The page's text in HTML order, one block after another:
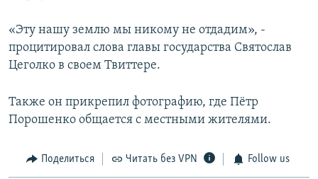
«Эту нашу землю мы никому не отдадим», -
процитировал слова главы государства Святослав
Цеголко в своем Твиттере.
Также он прикрепил фотографию, где Пётр
Порошенко общается с местными жителями.
Поделиться Читать без VPN Follow us